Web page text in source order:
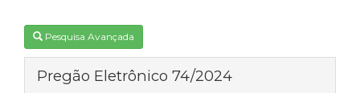
Pesquisa Avançada
Pregão Eletrônico 74/2024